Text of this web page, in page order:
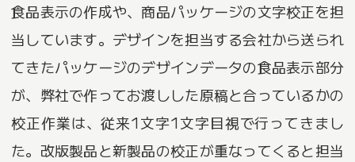
食品表示の作成や、商品パッケージの文字校正を担
当しています。デザインを担当する会社から送られ
てきたパッケージのデザインデータの食品表示部分
が、弊社で作ってお渡しした原稿と合っているかの
校正作業は、従来1文字1文字目視で行ってきまし
た。改版製品と新製品の校正が重なってくると担当